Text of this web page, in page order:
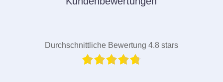
Durchschnittliche Bewertung 4.8 stars